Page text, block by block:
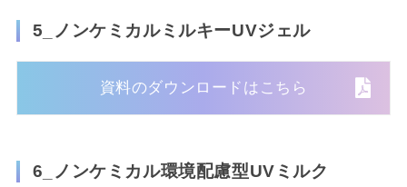
5_ノンケミカルミルキーUVジェル
資料のダウンロードはこちら
6_ノンケミカル環境配慮型UVミルク